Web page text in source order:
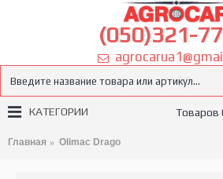
(050)321-
Товаров
КАТЕГОРИИ
Главная Olimac Drago